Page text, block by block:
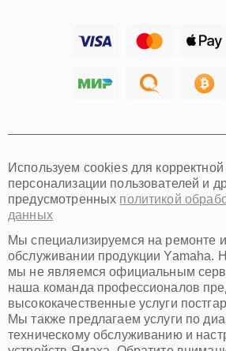
Хабаровск
Омск
Красноярск
Пермь
Ульяновск
Киров
Архангельск
Астрахань
Белгород
Благовещенск
Брянск
Владивосток
Используем cookies для
персонализации пользователей и
предусмотренных политикой
данных
Мы специализируемся на ремонте
обслуживании продукции Yamaha.
мы не являемся официальным
наша команда профессионалов
высококачественные услуги
Мы также предлагаем услуги по
техническому обслуживанию и